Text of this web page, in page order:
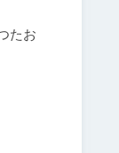
たお